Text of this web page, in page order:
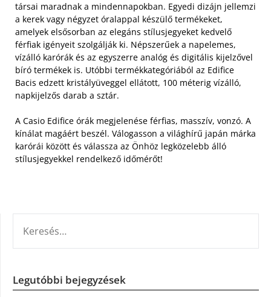
társai maradnak a mindennapokban. Egyedi dizájn jellemzi
a kerek vagy négyzet óralappal készülő termékeket,
amelyek elsősorban az elegáns stílusjegyeket kedvelő
férfiak igényeit szolgálják ki. Népszerűek a napelemes,
vízálló karórák és az egyszerre analóg és digitális kijelzővel
bíró termékek is. Utóbbi termékkategóriából az Edifice
Bacis edzett kristályüveggel ellátott, 100 méterig vízálló,
napkijelzős darab a sztár.
A Casio Edifice órák megjelenése férfias, masszív, vonzó. A
kínálat magáért beszél. Válogasson a világhírű japán márka
karórái között és válassza az Önhöz legközelebb álló
stílusjegyekkel rendelkező időmérőt!
Legutóbbi bejegyzések